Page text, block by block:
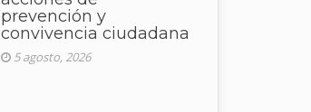
prevención y
convivencia ciudadana
5 agosto, 2026